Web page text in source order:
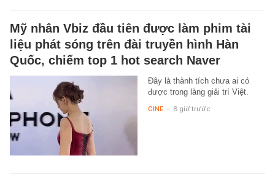
Mỹ nhân Vbiz đầu tiên được làm phim tài
liệu phát sóng trên đài truyền hình Hàn
Quốc, chiếm top 1 hot search Naver
Đây là thành tích chưa ai có
được trong làng giải trí Việt.
CINE - 6 giờ trước